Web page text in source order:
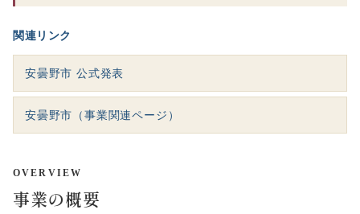
関連リンク
安曇野市 公式発表
安曇野市（事業関連ページ）
OVERVIEW
事業の概要